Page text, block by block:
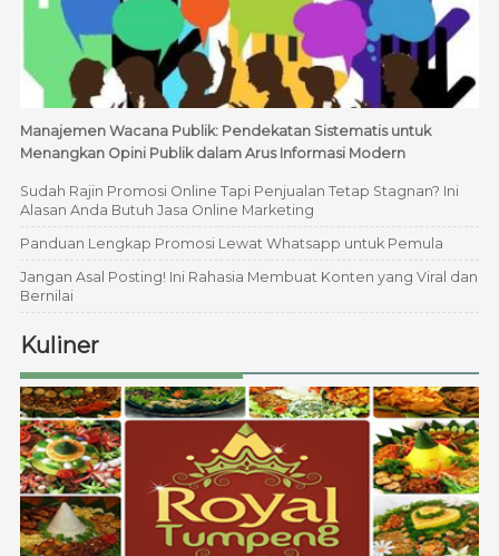
Manajemen Wacana Publik: Pendekatan Sistematis untuk
Menangkan Opini Publik dalam Arus Informasi Modern
Sudah Rajin Promosi Online Tapi Penjualan Tetap Stagnan? Ini
Alasan Anda Butuh Jasa Online Marketing
Panduan Lengkap Promosi Lewat Whatsapp untuk Pemula
Jangan Asal Posting! Ini Rahasia Membuat Konten yang Viral dan
Bernilai
Kuliner